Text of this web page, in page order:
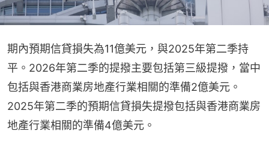
期內預期信貸損失為11億美元，與2025年第⼆季持
平。2026年第⼆季的提撥主要包括第三級提撥，當中
包括與香港商業房地產⾏業相關的準備2億美元。
2025年第⼆季的預期信貸損失提撥包括與香港商業房
地產⾏業相關的準備4億美元。